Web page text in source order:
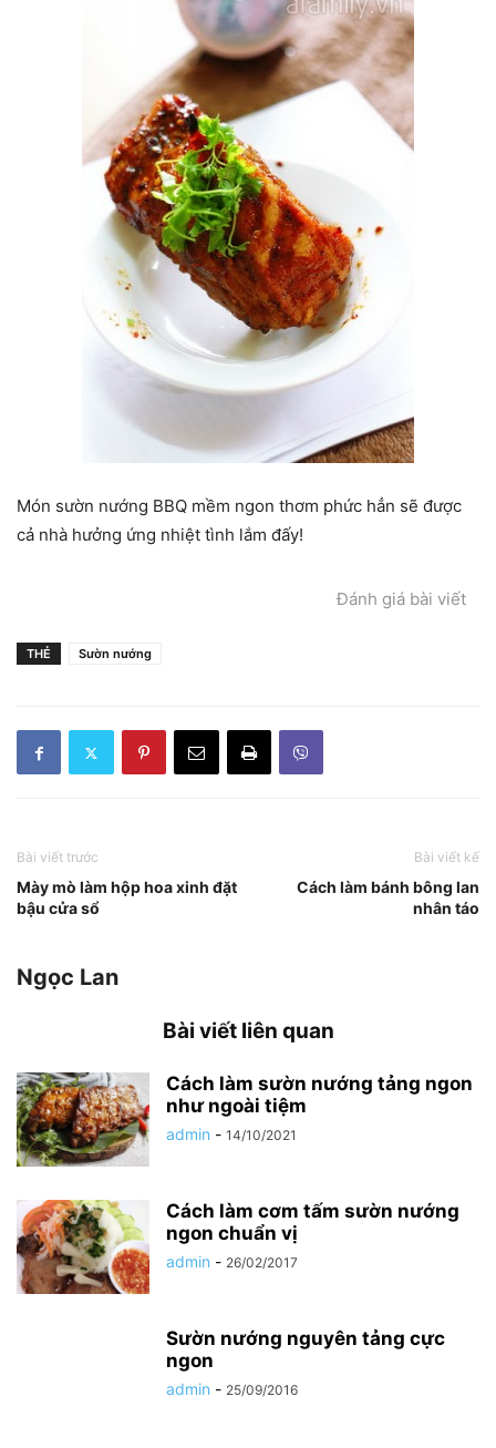
Món sườn nướng BBQ mềm ngon thơm phức hẳn sẽ được
cả nhà hưởng ứng nhiệt tình lắm đấy!
Đánh giá bài viết
THẺ Sườn nướng
Bài viết trước
Mày mò làm hộp hoa xinh đặt
bậu cửa sổ
Bài viết kế
Cách làm bánh bông lan
nhân táo
Ngọc Lan
Bài viết liên quan
Cách làm sườn nướng tảng ngon
như ngoài tiệm
admin - 14/10/2021
Cách làm cơm tấm sườn nướng
ngon chuẩn vị
admin - 26/02/2017
Sườn nướng nguyên tảng cực
ngon
admin - 25/09/2016